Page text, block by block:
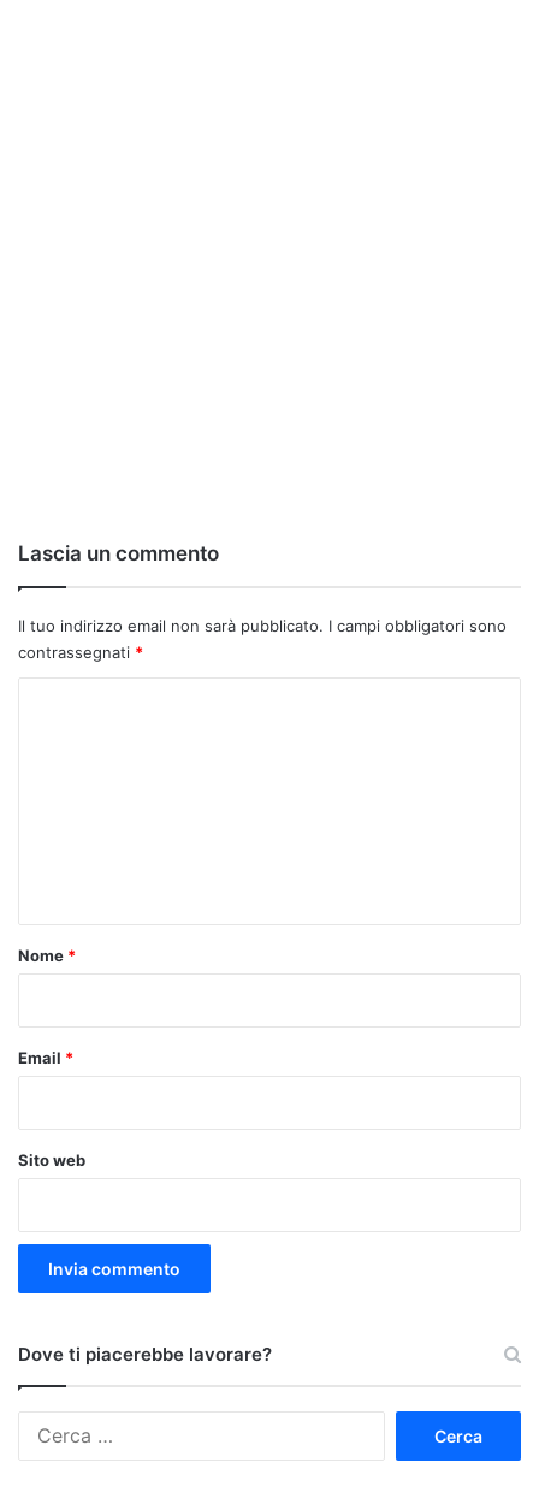
Lascia un commento
Il tuo indirizzo email non sarà pubblicato. I campi obbligatori sono
contrassegnati *
o
Nome *
Email *
Sito web
Dove ti piacerebbe lavorare?